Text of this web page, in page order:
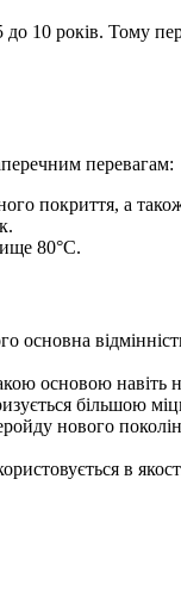
10 років. Тому
перевагам:
покриття, а
80°С.
основою
більшою
нового
в